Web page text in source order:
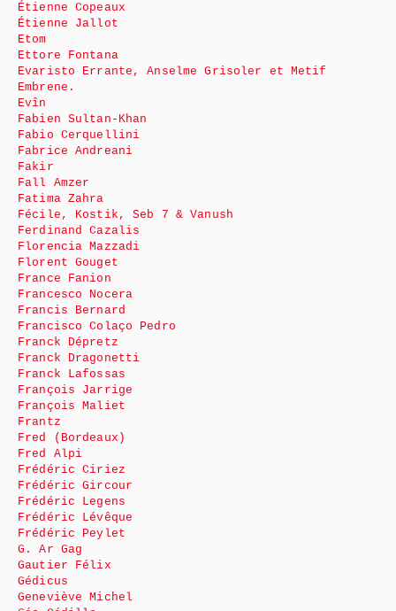
Étienne Copeaux
Étienne Jallot
Etom
Ettore Fontana
Evaristo Errante, Anselme Grisoler et Metif
Embrene.
Evîn
Fabien Sultan-Khan
Fabio Cerquellini
Fabrice Andreani
Fakir
Fall Amzer
Fatima Zahra
Fécile, Kostik, Seb 7 & Vanush
Ferdinand Cazalis
Florencia Mazzadi
Florent Gouget
France Fanion
Francesco Nocera
Francis Bernard
Francisco Colaço Pedro
Franck Dépretz
Franck Dragonetti
Franck Lafossas
François Jarrige
François Maliet
Frantz
Fred (Bordeaux)
Fred Alpi
Frédéric Ciriez
Frédéric Gircour
Frédéric Legens
Frédéric Lévêque
Frédéric Peylet
G. Ar Gag
Gautier Félix
Gédicus
Geneviève Michel